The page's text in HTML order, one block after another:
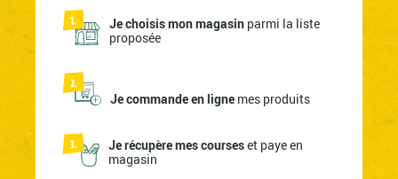
Je choisis mon magasin parmi la liste
proposée
Je commande en ligne mes produits
Je récupère mes courseset paye en
magasin